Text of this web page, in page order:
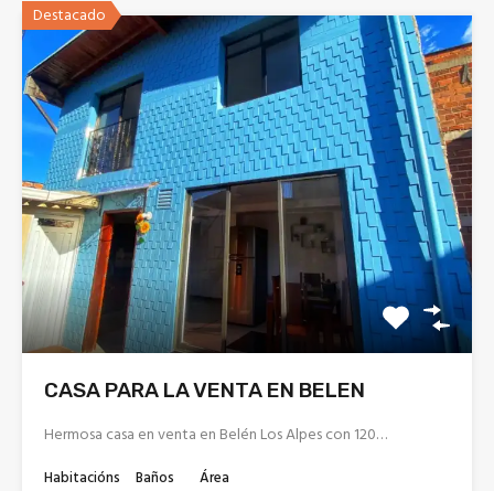
Destacado
CASA PARA LA VENTA EN BELEN
Hermosa casa en venta en Belén Los Alpes con 120…
Habitacións
Baños
Área